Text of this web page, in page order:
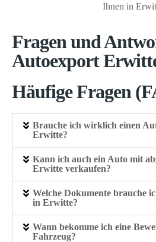
Fragen und
Autoexport
Häufige Fragen
Brauche ich wirklich einen
Erwitte?
Kann ich auch ein Auto mit
Erwitte verkaufen?
Welche Dokumente brauche
in Erwitte?
Wann bekomme ich eine
Fahrzeug?
Ihnen in